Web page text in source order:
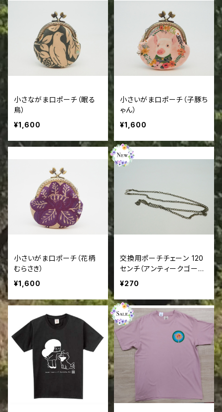
小さながま口ポーチ（眠る
鳥）
¥1,600
小さいがま口ポーチ（子豚ち
ゃん）
¥1,600
小さいがま口ポーチ（花柄
むらさき）
¥1,600
交換用ポーチチェーン 120
センチ（アンティークゴール
ド）
¥270